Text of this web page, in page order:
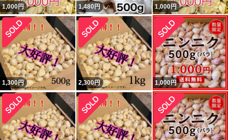
1,000円 1,480 円 1,000円
1,300円 2,300円 1,000円